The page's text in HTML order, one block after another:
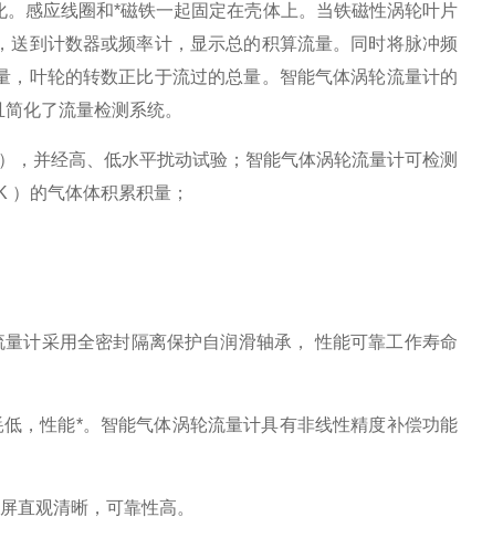
感应线圈和*磁铁一起固定在壳体上。当铁磁性涡轮叶片
到计数器或频率计，显示总的积算流量。同时将脉冲频
，叶轮的转数正比于流过的总量。智能气体涡轮流量计的
化了流量检测系统。
并经高、低水平扰动试验；智能气体涡轮流量计可检测
的气体体积累积量；
采用全密封隔离保护自润滑轴承， 性能可靠工作寿命
性能*。智能气体涡轮流量计具有非线性精度补偿功能
直观清晰，可靠性高。